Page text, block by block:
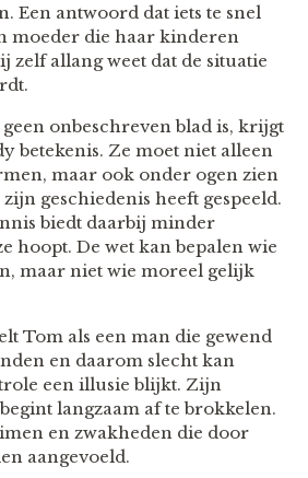
Een antwoord dat iets te snel
moeder die haar kinderen
zelf allang weet dat de situatie
onbeschreven blad is, krijgt
betekenis. Ze moet niet alleen
maar ook onder ogen zien
geschiedenis heeft gespeeld.
biedt daarbij minder
hoopt. De wet kan bepalen wie
maar niet wie moreel gelijk
Tom als een man die gewend
en daarom slecht kan
een illusie blijkt. Zijn
langzaam af te brokkelen.
en zwakheden die door
aangevoeld.